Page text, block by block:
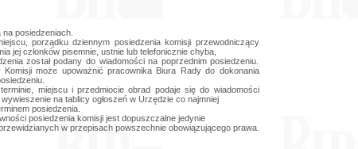
na posiedzeniach.
porządku dziennym posiedzenia komisji przewodniczący
jej członków pisemnie, ustnie lub telefonicznie chyba,
został podany do wiadomości na poprzednim posiedzeniu.
Komisji może upoważnić pracownika Biura Rady do dokonania
miejscu i przedmiocie obrad podaje się do wiadomości
na tablicy ogłoszeń w Urzędzie co najmniej
posiedzenia.
posiedzenia komisji jest dopuszczalne jedynie
w przepisach powszechnie obowiązującego prawa.